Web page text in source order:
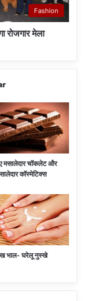
Fashion
मेला
मसालेदार चॉकलेट और
कॉस्‍मेटिक्‍स
भाल- घरेलू नुस्खे